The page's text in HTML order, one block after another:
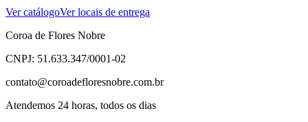
Ver catálogoVer locais de entrega
Coroa de Flores Nobre
CNPJ: 51.633.347/0001-02
contato@coroadefloresnobre.com.br
Atendemos 24 horas, todos os dias